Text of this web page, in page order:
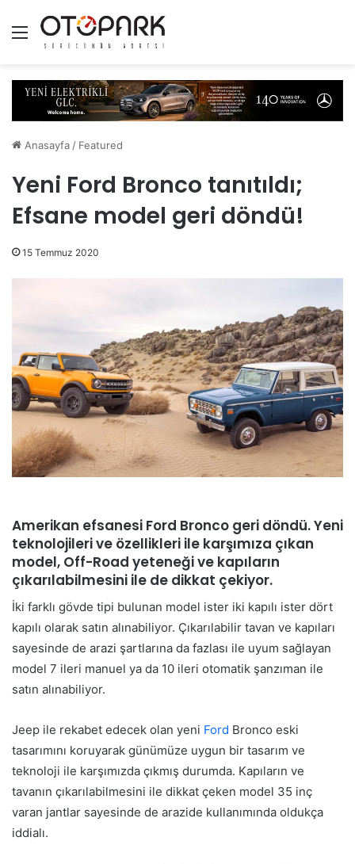
Menü
Anasayfa / Featured
Yeni Ford Bronco tanıtıldı;
Efsane model geri döndü!
15 Temmuz 2020
Amerikan efsanesi Ford Bronco geri döndü. Yeni
teknolojileri ve özellikleri ile karşımıza çıkan
model, Off-Road yeteneği ve kapıların
çıkarılabilmesini ile de dikkat çekiyor.
İki farklı gövde tipi bulunan model ister iki kapılı ister dört
kapılı olarak satın alınabiliyor. Çıkarılabilir tavan ve kapıları
sayesinde de arazi şartlarına da fazlası ile uyum sağlayan
model 7 ileri manuel ya da 10 ileri otomatik şanzıman ile
satın alınabiliyor.
Jeep ile rekabet edecek olan yeni Ford Bronco eski
tasarımını koruyarak günümüze uygun bir tasarım ve
teknoloji ile karşımızda çıkmış durumda. Kapıların ve
tavanın çıkarılabilmesini ile dikkat çeken model 35 inç
varan jantlar sayesinde de arazide kullanımında oldukça
iddialı.